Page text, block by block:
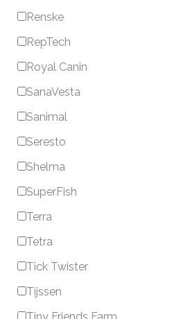
Renske
RepTech
Royal Canin
SanaVesta
Sanimal
Seresto
Shelma
SuperFish
Terra
Tetra
Tick Twister
Tijssen